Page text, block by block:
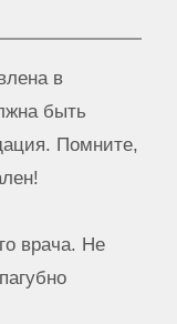
в
быть
Помните,
врача. Не